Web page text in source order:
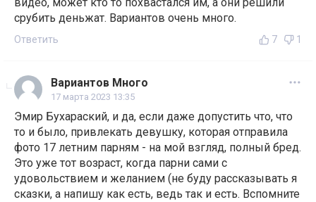
видео, может кто то похвастался им, а они решили
срубить деньжат. Вариантов очень много.
Ответить 7 1
Вариантов Много
17 марта 2023 13:35
Эмир Бухараский, и да, если даже допустить что, что
то и было, привлекать девушку, которая отправила
фото 17 летним парням - на мой взгляд, полный бред.
Это уже тот возраст, когда парни сами с
удовольствием и желанием (не буду рассказывать я
сказки, а напишу как есть, ведь так и есть. Вспомните